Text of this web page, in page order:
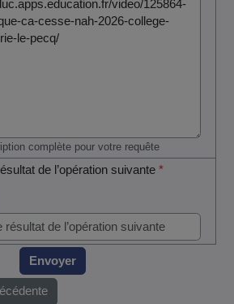
complète pour votre requête
de l’opération suivante*
Envoyer